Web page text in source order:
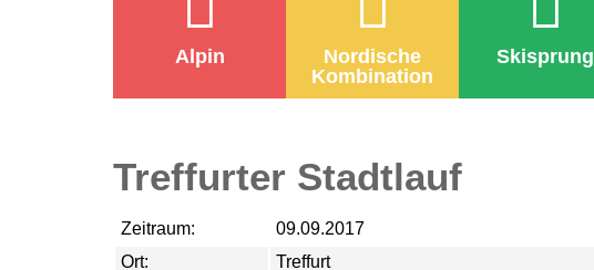
Alpin
Nordische
Kombination
Skisprung
Treffurter Stadtlauf
Zeitraum:
09.09.2017
Ort:
Treffurt